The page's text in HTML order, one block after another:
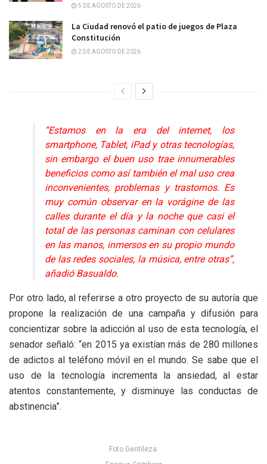
5 DE AGOSTO DE 2026
La Ciudad renovó el patio de juegos de Plaza
Constitución
2 DE AGOSTO DE 2026
“Estamos en la era del internet, los
smartphone, Tablet, iPad y otras tecnologías,
sin embargo el buen uso trae innumerables
beneficios como así también el mal uso crea
inconvenientes, problemas y trastornos. Es
muy común observar en la vorágine de las
calles durante el día y la noche que casi el
total de las personas caminan con celulares
en las manos, inmersos en su propio mundo
de las redes sociales, la música, entre otras”,
añadió Basualdo.
Por otro lado, al referirse a otro proyecto de su autoría que
propone la realización de una campaña y difusión para
concientizar sobre la adicción al uso de esta tecnología, el
senador señaló: “en 2015 ya existían más de 280 millones
de adictos al teléfono móvil en el mundo. Se sabe que el
uso de la tecnología incrementa la ansiedad, al estar
atentos constantemente, y disminuye las conductas de
abstinencia”.
Foto Gentileza: